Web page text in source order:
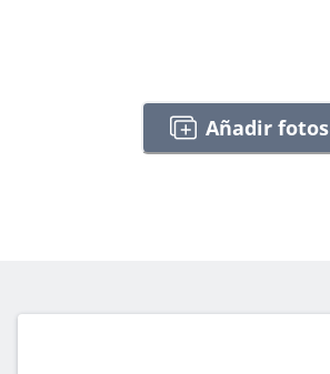
Añadir fotos